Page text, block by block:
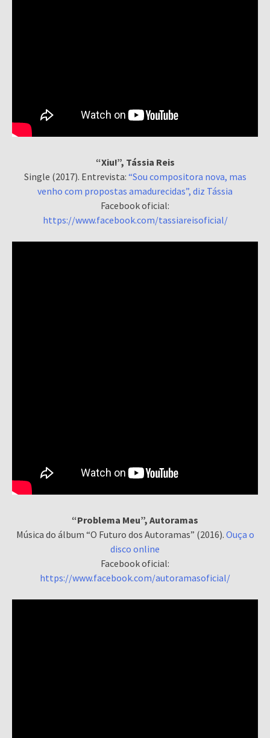
“Xiu!”, Tássia Reis
Single (2017). Entrevista: “Sou compositora nova, mas
venho com propostas amadurecidas”, diz Tássia
Facebook oficial:
https://www.facebook.com/tassiareisoficial/
“Problema Meu”, Autoramas
Música do álbum “O Futuro dos Autoramas” (2016). Ouça o
disco online
Facebook oficial:
https://www.facebook.com/autoramasoficial/